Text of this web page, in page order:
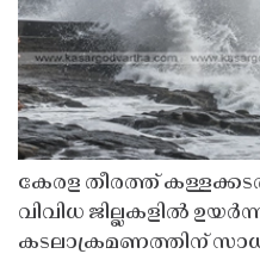
കേരള തീരത്ത്
വിവിധ ജില്ലകളിൽ
കടലാക്രമണത്തിന്